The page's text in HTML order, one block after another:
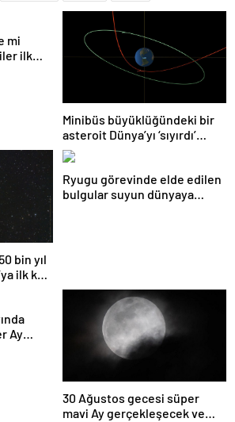
mi
ilk
Minibüs büyüklüğündeki bir
asteroit Dünya’yı ‘sıyırdı’
geçti
bin yıl
ilk kez
Ryugu görevinde elde edilen
bulgular suyun dünyaya
Ay
30 Ağustos gecesi süper
mavi Ay gerçekleşecek ve